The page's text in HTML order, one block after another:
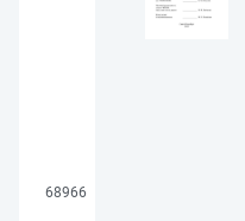
68966